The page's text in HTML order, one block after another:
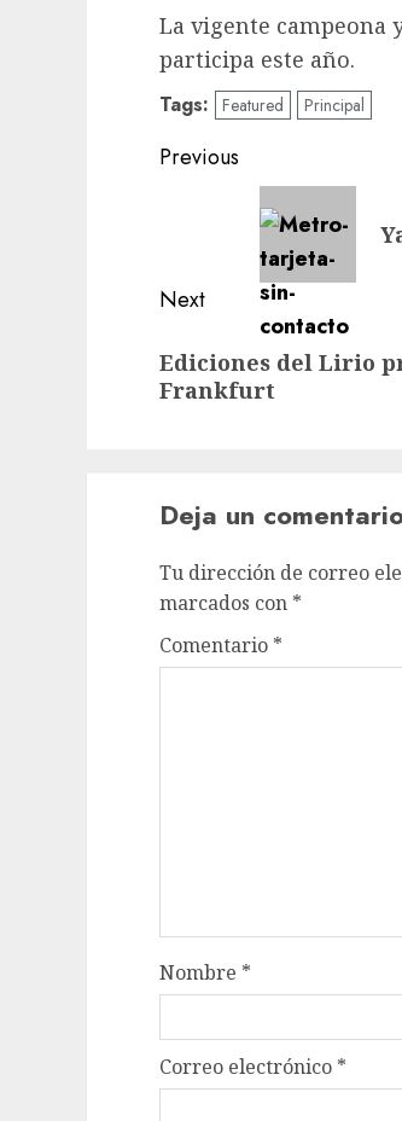
La vigente campeona
participa este año.
Tags: Featured Principal
Previous
Next
Ediciones del Lirio
Frankfurt
Deja un
Tu dirección de correo
marcados con *
Comentario *
Nombre *
Correo electrónico *